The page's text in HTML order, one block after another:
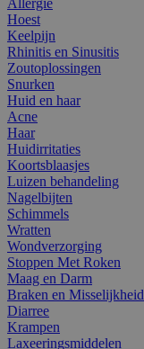
Hoest
Keelpijn
Rhinitis en Sinusitis
Zoutoplossingen
Snurken
Huid en haar
Acne
Haar
Huidirritaties
Koortsblaasjes
Luizen behandeling
Nagelbijten
Schimmels
Wratten
Wondverzorging
Stoppen Met Roken
Maag en Darm
Braken en Misselijkheid
Diarree
Krampen
Laxeeringsmiddelen